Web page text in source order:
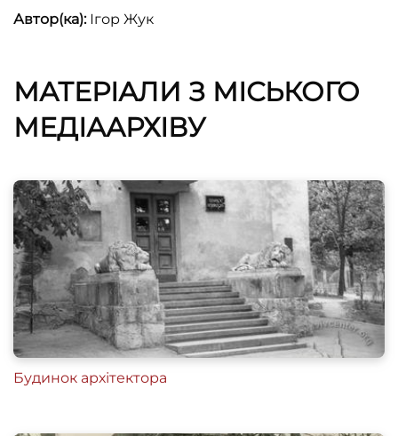
Автор(ка):Ігор Жук
МАТЕРІАЛИ З МІСЬКОГО
МЕДІААРХІВУ
Будинок архітектора